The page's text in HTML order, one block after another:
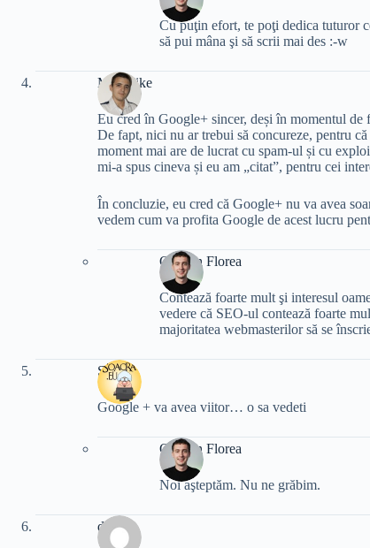
Cu puţin efort, te poţi dedica tuturor
să pui mâna şi să scrii mai des :-w
MadMike
Eu cred în Google+ sincer, deși în momentul de
De fapt, nici nu ar trebui să concureze, pentru
moment mai are de lucrat cu spam-ul și cu
mi-a spus cineva și eu am „citat”, pentru cei
În concluzie, eu cred că Google+ nu va avea
vedem cum va profita Google de acest lucru
Cristian Florea
Contează foarte mult şi interesul
vedere că SEO-ul contează foarte
majoritatea webmasterilor să se
Soacra
Google + va avea viitor… o sa vedeti
Cristian Florea
Noi aşteptăm. Nu ne grăbim.
dani